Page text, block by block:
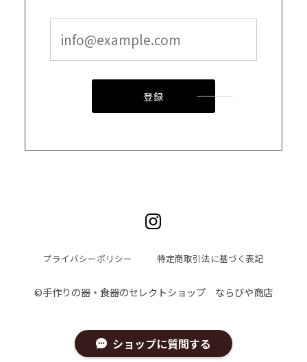
登録
プライバシーポリシー 特定商取引法に基づく表記
©︎手作りの器・食器のセレクトショップ ならびや商店
ショップに質問する